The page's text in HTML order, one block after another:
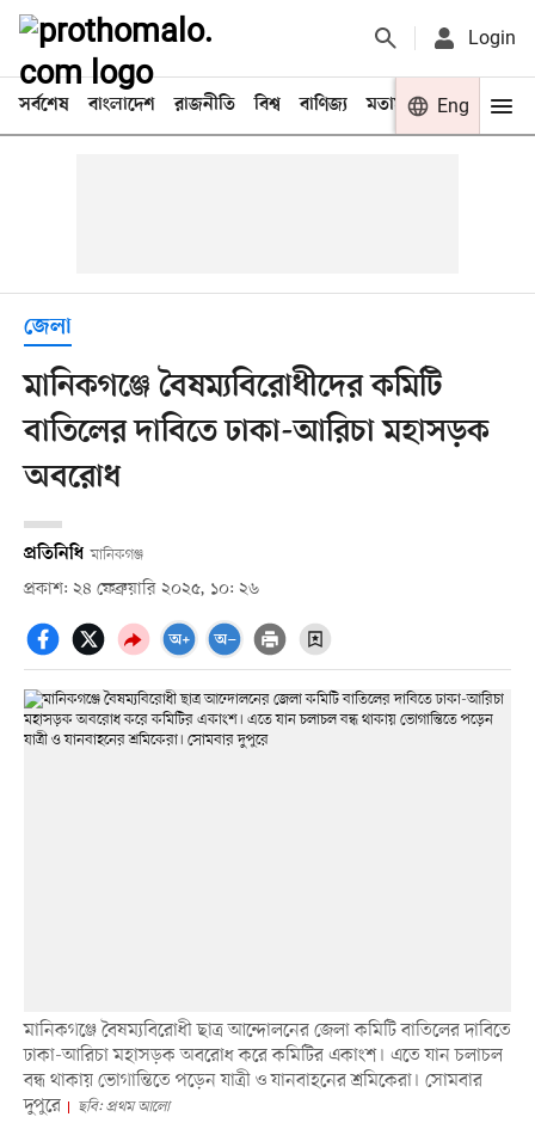
Login
সর্বশেষ বাংলাদেশ রাজনীতি বিশ্ব বাণিজ্য মতামত খেলা
Eng
জেলা
মানিকগঞ্জে বৈষম্যবিরোধীদের কমিটি
বাতিলের দাবিতে ঢাকা-আরিচা মহাসড়ক
অবরোধ
প্রতিনিধি মানিকগঞ্জ
প্রকাশ: ২৪ ফেব্রুয়ারি ২০২৫, ১০: ২৬
মানিকগঞ্জে বৈষম্যবিরোধী ছাত্র আন্দোলনের জেলা কমিটি বাতিলের দাবিতে
ঢাকা-আরিচা মহাসড়ক অবরোধ করে কমিটির একাংশ। এতে যান চলাচল
বন্ধ থাকায় ভোগান্তিতে পড়েন যাত্রী ও যানবাহনের শ্রমিকেরা। সোমবার
দুপুরে
ছবি: প্রথম আলো